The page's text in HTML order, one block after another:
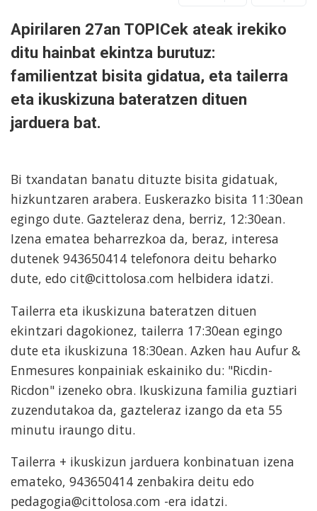
Apirilaren 27an TOPICek ateak irekiko
ditu hainbat ekintza burutuz:
familientzat bisita gidatua, eta tailerra
eta ikuskizuna bateratzen dituen
jarduera bat.
Bi txandatan banatu dituzte bisita gidatuak,
hizkuntzaren arabera. Euskerazko bisita 11:30ean
egingo dute. Gazteleraz dena, berriz, 12:30ean.
Izena ematea beharrezkoa da, beraz, interesa
dutenek 943650414 telefonora deitu beharko
dute, edo cit@cittolosa.com helbidera idatzi.
Tailerra eta ikuskizuna bateratzen dituen
ekintzari dagokionez, tailerra 17:30ean egingo
dute eta ikuskizuna 18:30ean. Azken hau Aufur &
Enmesures konpainiak eskainiko du: "Ricdin-
Ricdon" izeneko obra. Ikuskizuna familia guztiari
zuzendutakoa da, gazteleraz izango da eta 55
minutu iraungo ditu.
Tailerra + ikuskizun jarduera konbinatuan izena
emateko, 943650414 zenbakira deitu edo
pedagogia@cittolosa.com -era idatzi.